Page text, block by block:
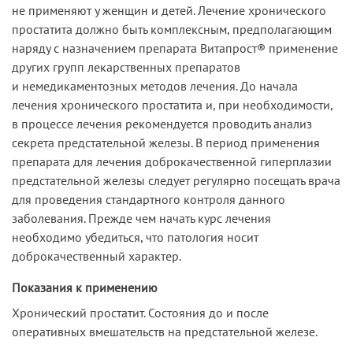
не применяют у женщин и детей. Лечение хронического
простатита должно быть комплексным, предполагающим
наряду с назначением препарата Витапрост® применение
других групп лекарственных препаратов
и немедикаментозных методов лечения. До начала
лечения хронического простатита и, при необходимости,
в процессе лечения рекомендуется проводить анализ
секрета предстательной железы. В период применения
препарата для лечения доброкачественной гиперплазии
предстательной железы следует регулярно посещать врача
для проведения стандартного контроля данного
заболевания. Прежде чем начать курс лечения
необходимо убедиться, что патология носит
доброкачественный характер.
Показания к применению
Хронический простатит. Состояния до и после
оперативных вмешательств на предстательной железе.